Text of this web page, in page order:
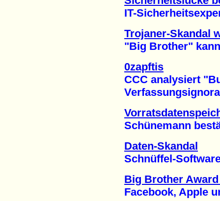
IT-
Trojaner-Skandal
"Big Brother" kann
0zapftis
CCC analysiert
Schünemann
Daten-Skandal
Schnüffel-Software
Big Brother Award
Facebook, Apple